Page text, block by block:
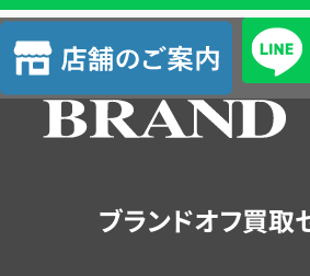
査
定
店
舗
の
ブランドオフ買取